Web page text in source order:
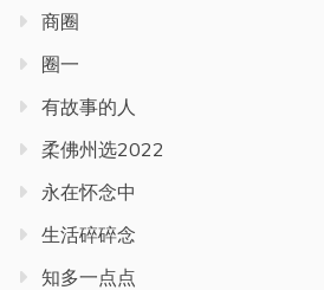
商圈
圈一
有故事的人
柔佛州选2022
永在怀念中
生活碎碎念
知多一点点